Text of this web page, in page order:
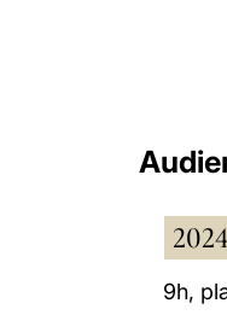
2024
9h,